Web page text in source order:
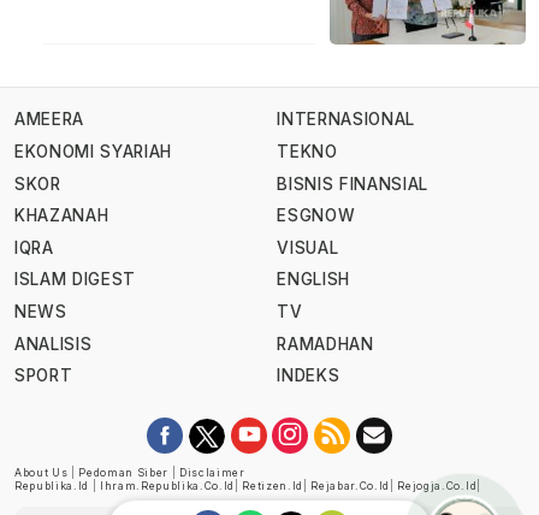
AMEERA
EKONOMI SYARIAH
SKOR
KHAZANAH
IQRA
ISLAM DIGEST
NEWS
ANALISIS
SPORT
INTERNASIONAL
TEKNO
BISNIS FINANSIAL
ESGNOW
VISUAL
ENGLISH
TV
RAMADHAN
INDEKS
About Us Pedoman Siber
Disclaimer
Republika.id
Ihram.republika.co.id Retizen.id Rejabar.co.id Rejogja.co.id